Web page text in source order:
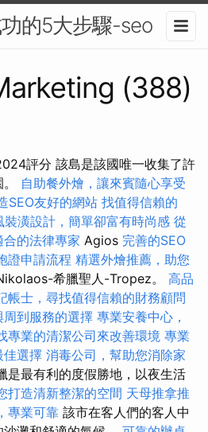
的5大步驟-seo
(388)
評分 該島是該國唯一收集了許
自助餐外燴，讓來賓隨心享受
SEO友好的網站 找值得信賴的
裝潢設計，簡單卻富有時尚感 從
的法律專家 Agios 完善的SEO
證申請流程 精選外燴推薦，助您
希臘聖人-Tropez。 高品
帳士，尋找值得信賴的財務顧問
到服務的選擇 專業安養中心，
專業的清潔公司來改善環境 專業
佳選擇 消毒公司，幫助您消除家
是最有利的度假勝地，以夜生活
打造清新整潔的空間 天母推拿推
專業可靠 該市在客人們的客人中